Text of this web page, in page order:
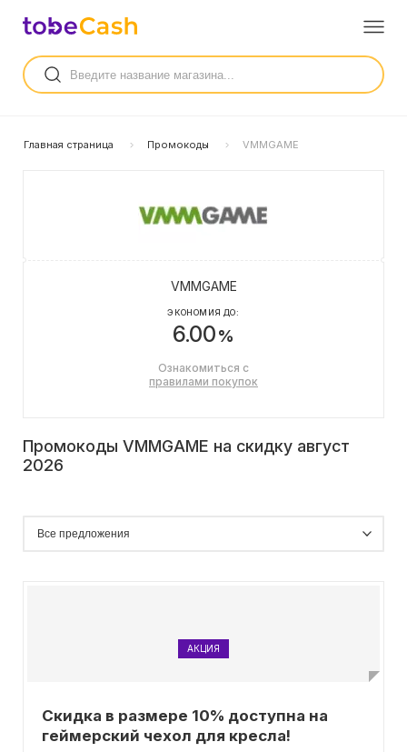
Главная страница Промокоды VMMGAME
VMMGAME
ЭКОНОМИЯ ДО:
6.00%
Ознакомиться с
правилами покупок
Промокоды VMMGAME на скидку август
2026
АКЦИЯ
Скидка в размере 10% доступна на
геймерский чехол для кресла!